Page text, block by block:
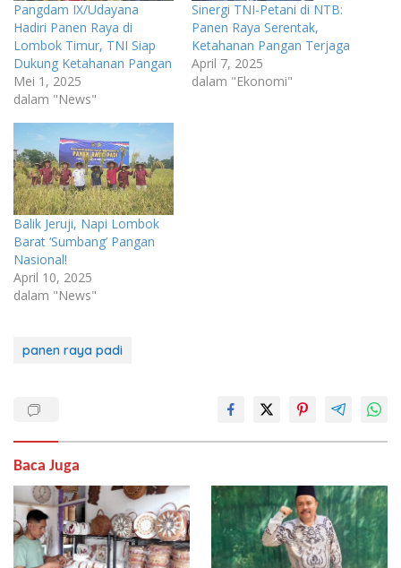
Pangdam IX/Udayana
Hadiri Panen Raya di
Lombok Timur, TNI Siap
Dukung Ketahanan Pangan
Mei 1, 2025
dalam "News"
Sinergi TNI-Petani di NTB:
Panen Raya Serentak,
Ketahanan Pangan Terjaga
April 7, 2025
dalam "Ekonomi"
Balik Jeruji, Napi Lombok
Barat ‘Sumbang’ Pangan
Nasional!
April 10, 2025
dalam "News"
panen raya padi
Baca Juga